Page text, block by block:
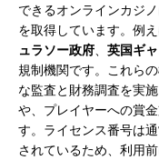
できるオンラインカジ
を取得しています。例え
ュラソー政府、 英国ギ
規制機関です。これら
な監査と財務調査を実
や、プレイヤーへの賞
す。ライセンス番号は
されているため、利用